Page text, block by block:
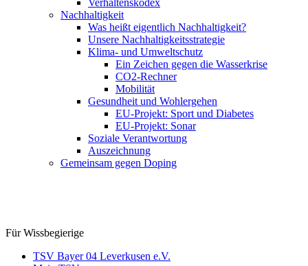
Nachhaltigkeit
Was heißt eigentlich Nachhaltigkeit?
Unsere Nachhaltigkeitsstrategie
Klima- und Umweltschutz
Ein Zeichen gegen die Wasserkrise
CO2-Rechner
Mobilität
Gesundheit und Wohlergehen
EU-Projekt: Sport und Diabetes
EU-Projekt: Sonar
Soziale Verantwortung
Auszeichnung
Gemeinsam gegen Doping
Für Wissbegierige
TSV Bayer 04 Leverkusen e.V.